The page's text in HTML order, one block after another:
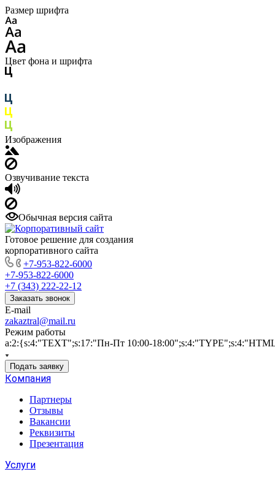
Размер шрифта
Цвет фона и шрифта
Изображения
Озвучивание текста
Обычная версия сайта
Готовое решение для создания
корпоративного сайта
+7-953-822-6000
+7-953-822-6000
+7 (343) 222-22-12
Заказать звонок
E-mail
zakaztral@mail.ru
Режим работы
a:2:{s:4:"TEXT";s:17:"Пн-Пт 10:00-
Подать заявку
Компания
Партнеры
Отзывы
Вакансии
Реквизиты
Презентация
Услуги